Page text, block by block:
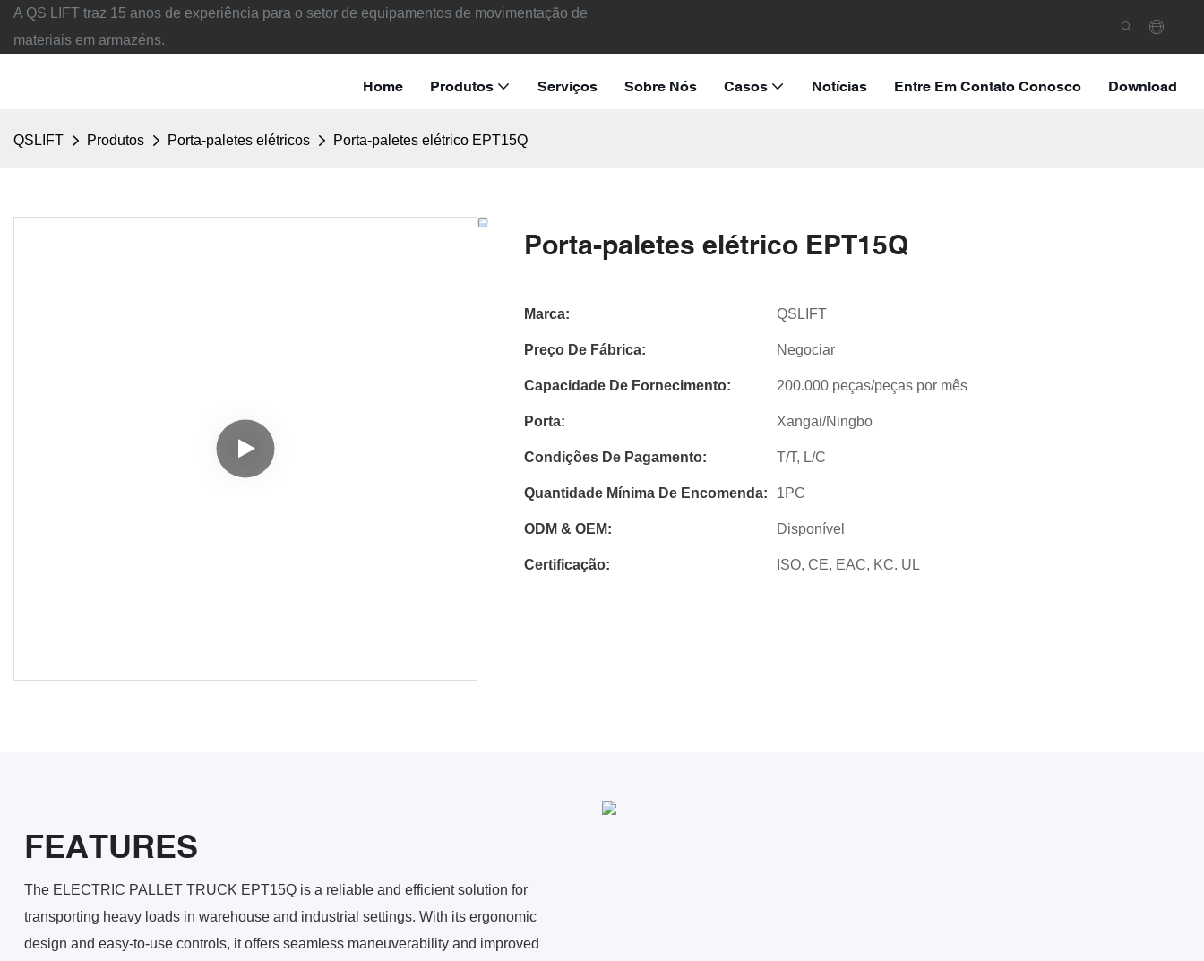
A QS LIFT traz 15 anos de experiência para o setor de equipamentos de movimentação de
materiais em armazéns.
Home Produtos Serviços Sobre Nós Casos Notícias Entre Em Contato Conosco Download
QSLIFT Produtos Porta-paletes elétricos Porta-paletes elétrico EPT15Q
Porta-paletes elétrico EPT15Q
Marca: QSLIFT
Preço De Fábrica: Negociar
Capacidade De Fornecimento: 200.000 peças/peças por mês
Porta: Xangai/Ningbo
Condições De Pagamento: T/T, L/C
Quantidade Mínima De Encomenda: 1PC
ODM & OEM: Disponível
Certificação: ISO, CE, EAC, KC. UL
FEATURES
The ELECTRIC PALLET TRUCK EPT15Q is a reliable and efficient solution for
transporting heavy loads in warehouse and industrial settings. With its ergonomic
design and easy-to-use controls, it offers seamless maneuverability and improved